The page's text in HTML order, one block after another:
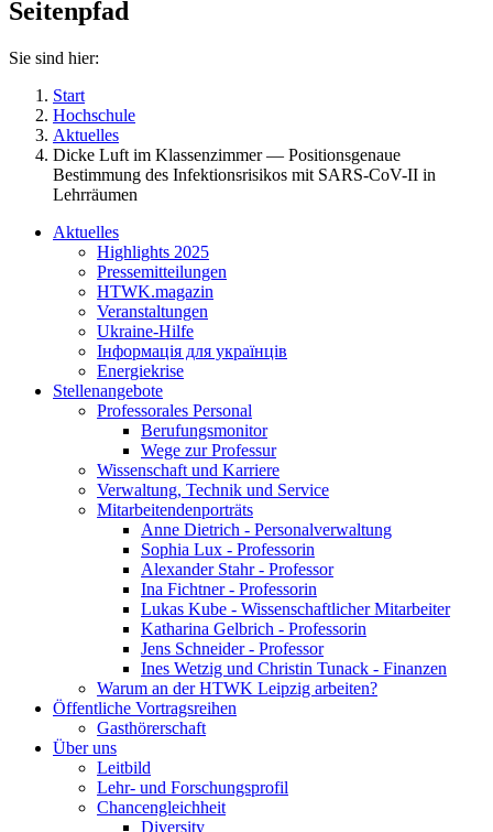
Seitenpfad
Sie sind hier:
Start
Hochschule
Aktuelles
Dicke Luft im Klassenzimmer — Positionsgenaue
Bestimmung des Infektionsrisikos mit SARS-CoV-II in
Lehrräumen
Aktuelles
Highlights 2025
Pressemitteilungen
HTWK.magazin
Veranstaltungen
Ukraine-Hilfe
Інформація для українців
Energiekrise
Stellenangebote
Professorales Personal
Berufungsmonitor
Wege zur Professur
Wissenschaft und Karriere
Verwaltung, Technik und Service
Mitarbeitendenporträts
Anne Dietrich - Personalverwaltung
Sophia Lux - Professorin
Alexander Stahr - Professor
Ina Fichtner - Professorin
Lukas Kube - Wissenschaftlicher Mitarbeiter
Katharina Gelbrich - Professorin
Jens Schneider - Professor
Ines Wetzig und Christin Tunack - Finanzen
Warum an der HTWK Leipzig arbeiten?
Öffentliche Vortragsreihen
Gasthörerschaft
Über uns
Leitbild
Lehr- und Forschungsprofil
Chancengleichheit
Diversity